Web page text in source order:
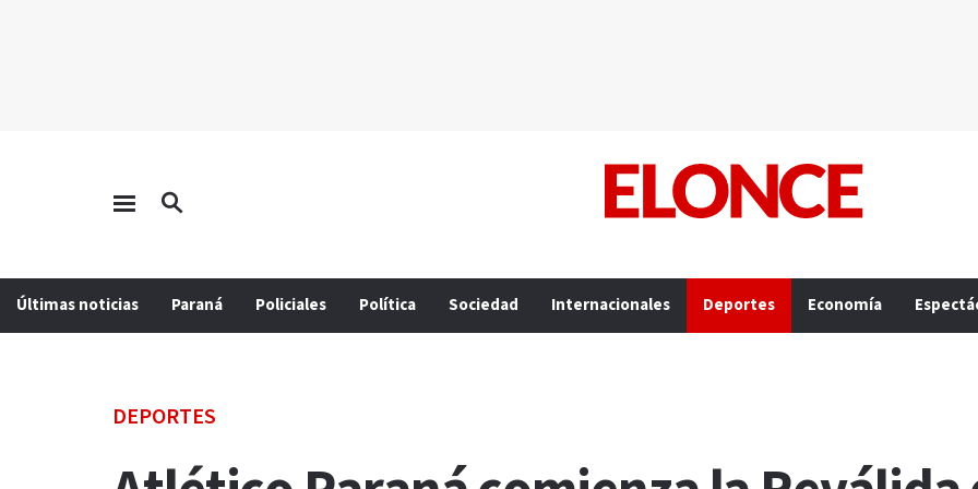
Últimas noticias Paraná Policiales Política Sociedad Internacionales Deportes Economía
DEPORTES